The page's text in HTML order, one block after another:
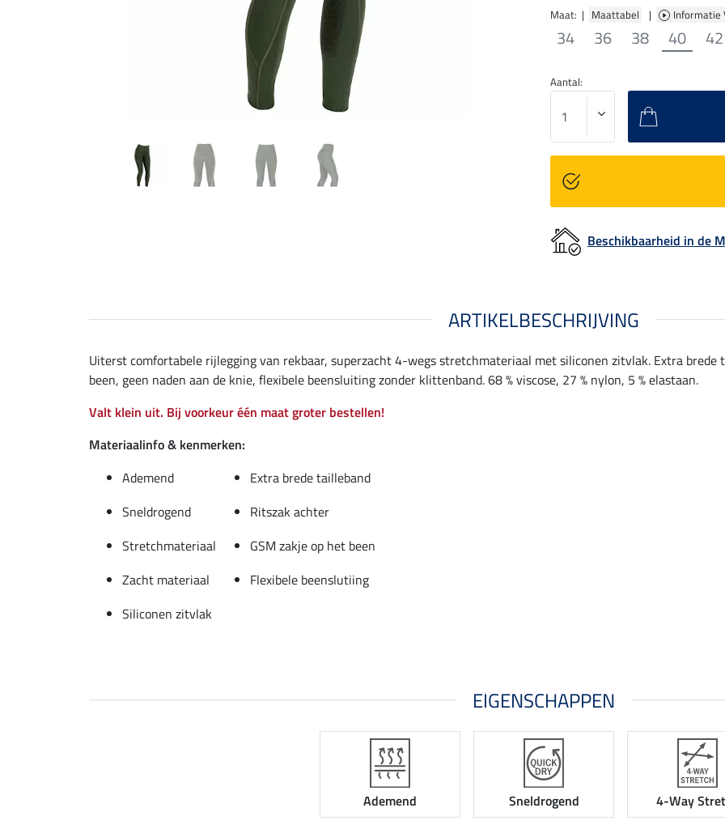
Maat: | Maattabel | Informatie
34 36 38 40 42
Aantal:
Beschikbaarheid in de
ARTIKELBESCHRIJVING
Uiterst comfortabele rijlegging van rekbaar, superzacht 4-wegs stretchmateriaal met siliconen zitvlak. Extra
been, geen naden aan de knie, flexibele beensluiting zonder klittenband. 68 % viscose, 27 % nylon, 5 % elastaan.
Valt klein uit. Bij voorkeur één maat groter bestellen!
Materiaalinfo & kenmerken:
Ademend
Extra brede tailleband
Sneldrogend
Ritszak achter
Stretchmateriaal
GSM zakje op het been
Zacht materiaal
Flexibele beenslutiing
Siliconen zitvlak
EIGENSCHAPPEN
Ademend Sneldrogend 4-Way